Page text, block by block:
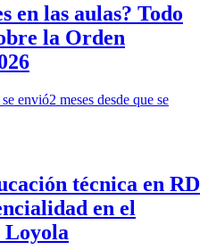
en las aulas? Todo
la Orden
se envió2 meses desde que se
técnica en RD
en el